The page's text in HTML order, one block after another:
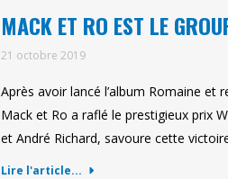
MACK ET RO EST LE
21 octobre 2019
Après avoir lancé l’album Romaine et
Mack et Ro a raflé le prestigieux prix
et André Richard, savoure cette
Lire l'article...